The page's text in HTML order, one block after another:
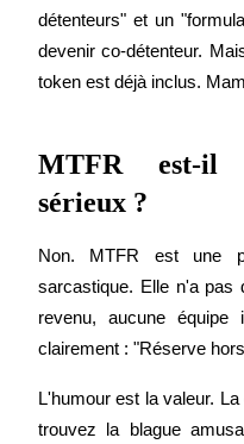
Partenaires Bitrue
Affiliés Bitrue
Jusqu'à 65 % de
détenteurs" et un
devenir co-détenteur.
token est déjà inclus.
MTFR est-il
sérieux ?
Non. MTFR est une
sarcastique. Elle n'a pas
revenu, aucune équipe
clairement : "Réserve
L'humour est la valeur.
trouvez la blague